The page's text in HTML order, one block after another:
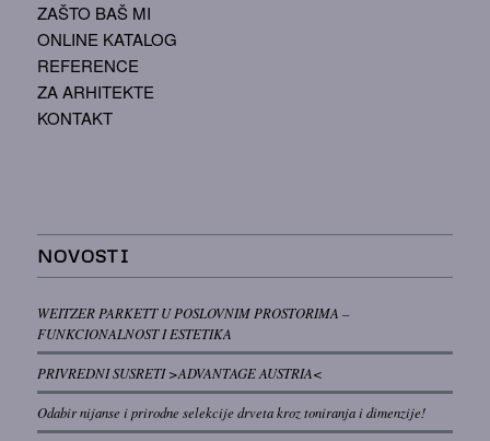
ZAŠTO BAŠ MI
ONLINE KATALOG
REFERENCE
ZA ARHITEKTE
KONTAKT
NOVOSTI
WEITZER PARKETT U POSLOVNIM PROSTORIMA –
FUNKCIONALNOST I ESTETIKA
PRIVREDNI SUSRETI >ADVANTAGE AUSTRIA<
Odabir nijanse i prirodne selekcije drveta kroz toniranja i dimenzije!